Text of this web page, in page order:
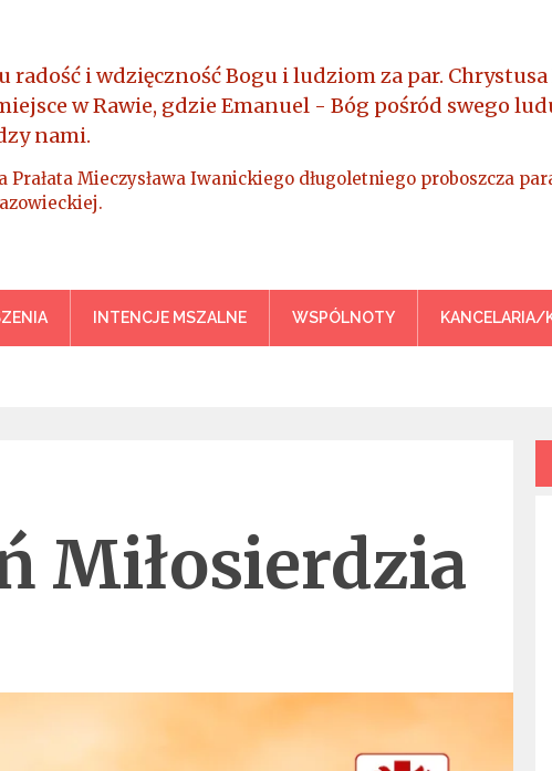
Króla Wszechświata – Rawa
radość i wdzięczność Bogu i ludziom za par.
w Rawie, gdzie Emanuel - Bóg pośród swego
nami.
Prałata Mieczysława Iwanickiego długoletniego proboszcza
INTENCJE MSZALNE WSPÓLNOTY KANCELARIA/
Miłosierdzia